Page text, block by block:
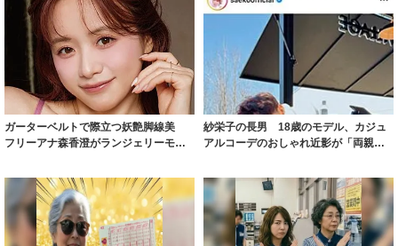
ガーターベルトで際立つ妖艶脚線美
フリーアナ森香澄がランジェリーモデ
紗栄子の長男 18歳のモデル、カジュ
アルコーデのおしゃれ近影が「両親の